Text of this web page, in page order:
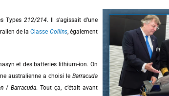
Types 212/214. Il s’agissait d’une
de laClasse Collins, également
et des batteries lithium-ion. On
australienne a choisi le Barracuda
/Barracuda. Tout ça, c’était avant